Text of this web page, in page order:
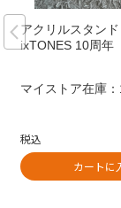
アクリルスタン
ixTONES 10周年
マイストア在庫：
税込
カートに